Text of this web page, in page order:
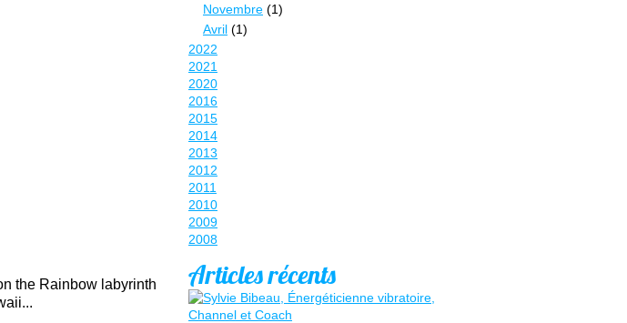
the Rainbow labyrinth
Novembre (1)
Avril (1)
2022
2021
2020
2016
2015
2014
2013
2012
2011
2010
2009
2008
Articles récents